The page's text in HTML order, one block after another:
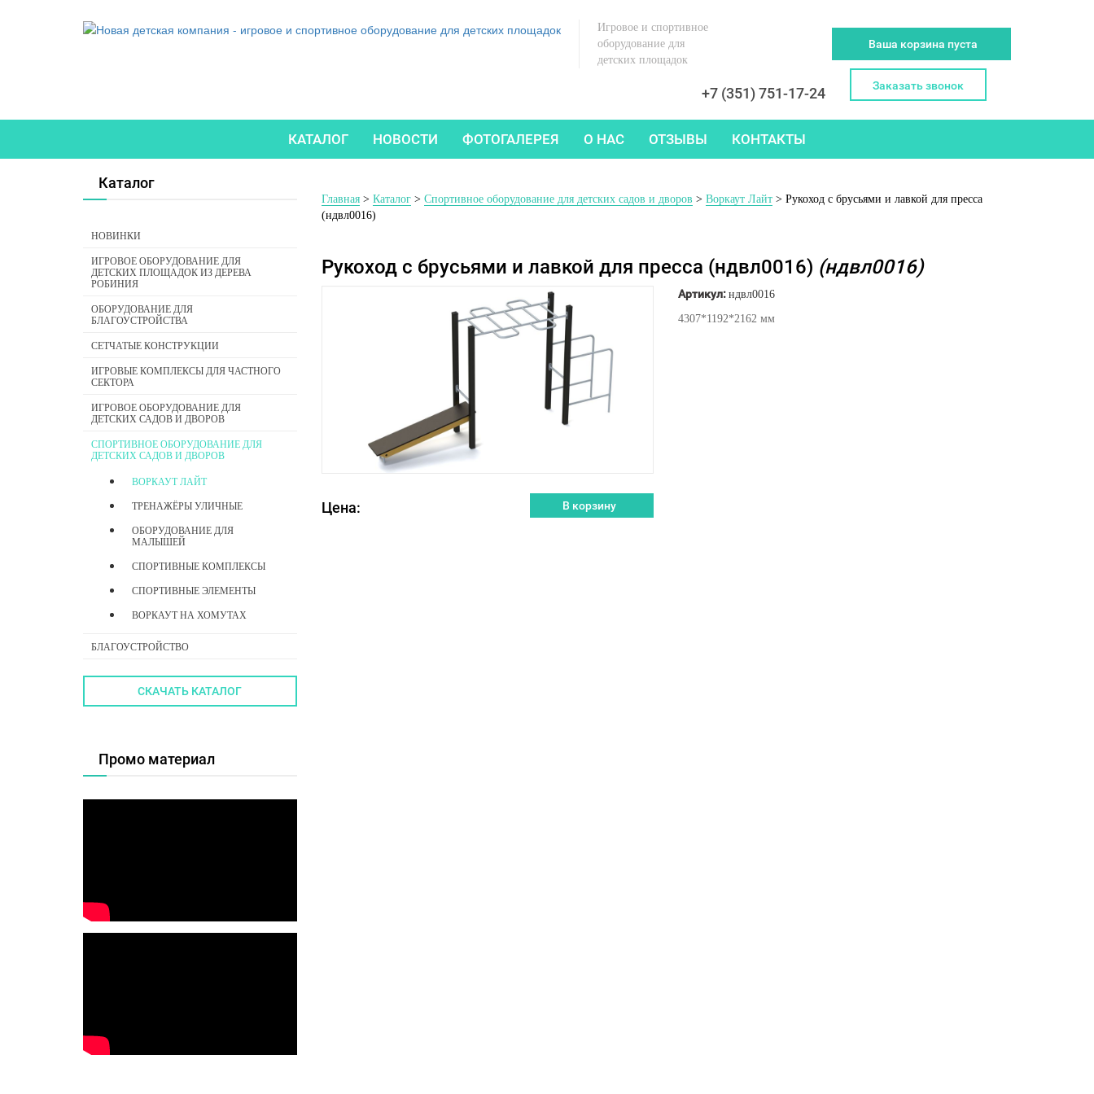
Игровое и спортивное
оборудование для
детских площадок
Ваша корзина пуста
Заказать звонок
+7 (351) 751-17-24
КАТАЛОГ НОВОСТИ ФОТОГАЛЕРЕЯ О НАС ОТЗЫВЫ КОНТАКТЫ
Каталог
НОВИНКИ
ИГРОВОЕ ОБОРУДОВАНИЕ ДЛЯ
ДЕТСКИХ ПЛОЩАДОК ИЗ ДЕРЕВА
РОБИНИЯ
ОБОРУДОВАНИЕ ДЛЯ
БЛАГОУСТРОЙСТВА
СЕТЧАТЫЕ КОНСТРУКЦИИ
ИГРОВЫЕ КОМПЛЕКСЫ ДЛЯ ЧАСТНОГО
СЕКТОРА
ИГРОВОЕ ОБОРУДОВАНИЕ ДЛЯ
ДЕТСКИХ САДОВ И ДВОРОВ
СПОРТИВНОЕ ОБОРУДОВАНИЕ ДЛЯ
ДЕТСКИХ САДОВ И ДВОРОВ
ВОРКАУТ ЛАЙТ
ТРЕНАЖЁРЫ УЛИЧНЫЕ
ОБОРУДОВАНИЕ ДЛЯ
МАЛЫШЕЙ
СПОРТИВНЫЕ КОМПЛЕКСЫ
СПОРТИВНЫЕ ЭЛЕМЕНТЫ
ВОРКАУТ НА ХОМУТАХ
БЛАГОУСТРОЙСТВО
СКАЧАТЬ КАТАЛОГ
Промо материал
Главная> Каталог> Спортивное оборудование для детских садов и дворов > Воркаут Лайт> Рукоход с брусьями и лавкой для пресса
(ндвл0016)
Рукоход с брусьями и лавкой для пресса (ндвл0016) (ндвл0016)
Цена: В корзину
Артикул:ндвл0016
4307*1192*2162 мм